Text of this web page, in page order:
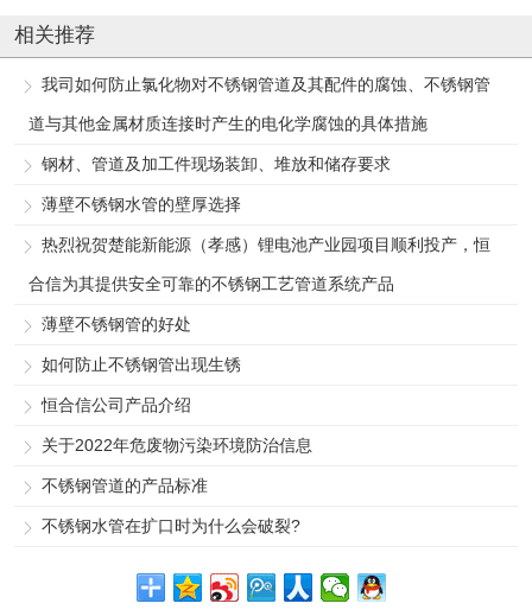
相关推荐
我司如何防止氯化物对不锈钢管道及其配件的腐蚀、不锈钢管
道与其他金属材质连接时产生的电化学腐蚀的具体措施
钢材、管道及加工件现场装卸、堆放和储存要求
薄壁不锈钢水管的壁厚选择
热烈祝贺楚能新能源（孝感）锂电池产业园项目顺利投产，恒
合信为其提供安全可靠的不锈钢工艺管道系统产品
薄壁不锈钢管的好处
如何防止不锈钢管出现生锈
恒合信公司产品介绍
关于2022年危废物污染环境防治信息
不锈钢管道的产品标准
不锈钢水管在扩口时为什么会破裂?